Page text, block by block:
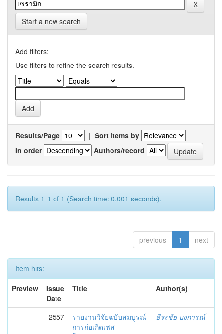
Start a new search
Add filters:
Use filters to refine the search results.
Results/Page | Sort items by
In order
Authors/record
Results 1-1 of 1 (Search time: 0.001 seconds).
previous 1 next
Item hits:
Preview
Issue
Date
Title Author(s)
2557
รายงานวิจัยฉบับสมบูรณ์
การก่อเกิดเฟส
ธีระชัย บงการณ์